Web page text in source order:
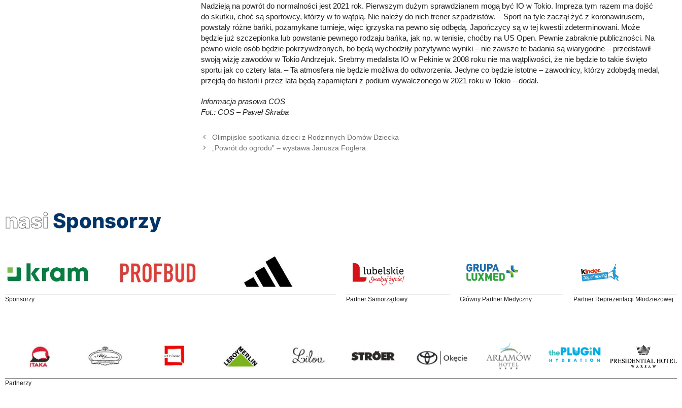
Nadzieją na powrót do normalności jest 2021 rok. Pierwszym dużym sprawdzianem mogą być IO w Tokio. Impreza tym razem ma dojść
do skutku, choć są sportowcy, którzy w to wątpią. Nie należy do nich trener szpadzistów. – Sport na tyle zaczął żyć z koronawirusem,
powstały różne bańki, pozamykane turnieje, więc igrzyska na pewno się odbędą. Japończycy są w tej kwestii zdeterminowani. Może
będzie już szczepionka lub powstanie pewnego rodzaju bańka, jak np. w tenisie, choćby na US Open. Pewnie zabraknie publiczności. Na
pewno wiele osób będzie pokrzywdzonych, bo będą wychodziły pozytywne wyniki – nie zawsze te badania są wiarygodne – przedstawił
swoją wizję zawodów w Tokio Andrzejuk. Srebrny medalista IO w Pekinie w 2008 roku nie ma wątpliwości, że nie będzie to takie święto
sportu jak co cztery lata. – Ta atmosfera nie będzie możliwa do odtworzenia. Jedyne co będzie istotne – zawodnicy, którzy zdobędą medal,
przejdą do historii i przez lata będą zapamiętani z podium wywalczonego w 2021 roku w Tokio – dodał.
Informacja prasowa COS
Fot.: COS – Paweł Skraba
Olimpijskie spotkania dzieci z Rodzinnych Domów Dziecka
„Powrót do ogrodu” – wystawa Janusza Foglera
nasi Sponsorzy
Sponsorzy Partner Samorządowy Główny Partner Medyczny Partner Reprezentacji Młodzieżowej
Partnerzy